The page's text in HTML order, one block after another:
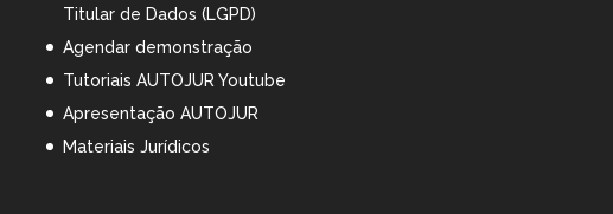
Titular de Dados (LGPD)
Agendar demonstração
Tutoriais AUTOJUR Youtube
Apresentação AUTOJUR
Materiais Jurídicos